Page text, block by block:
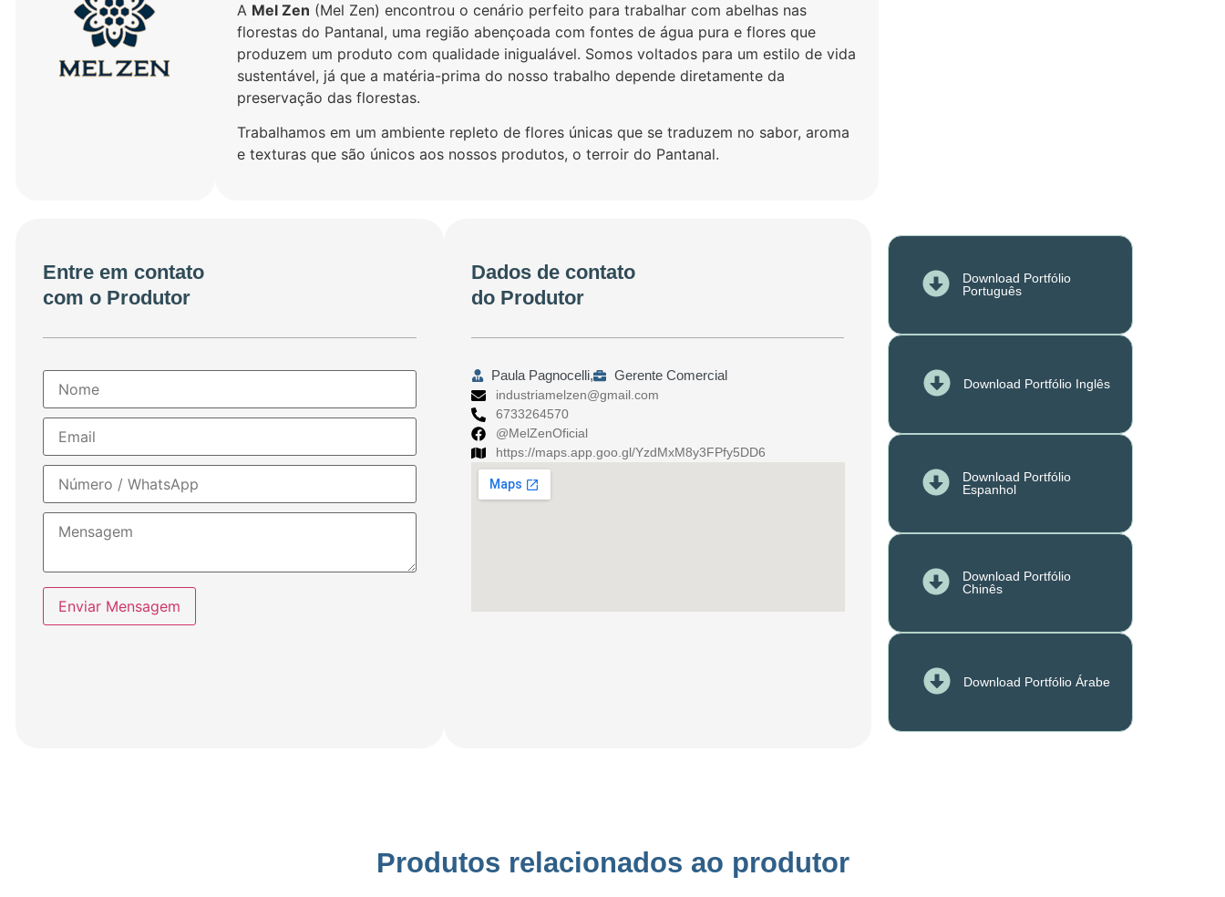
A Mel Zen (Mel Zen) encontrou o cenário perfeito para trabalhar com abelhas nas
florestas do Pantanal, uma região abençoada com fontes de água pura e flores que
produzem um produto com qualidade inigualável. Somos voltados para um estilo de vida
sustentável, já que a matéria-prima do nosso trabalho depende diretamente da
preservação das florestas.
Trabalhamos em um ambiente repleto de flores únicas que se traduzem no sabor, aroma
e texturas que são únicos aos nossos produtos, o terroir do Pantanal.
Entre em contato
com o Produtor
Enviar Mensagem
Dados de contato
do Produtor
Paula Pagnocelli, Gerente Comercial
industriamelzen@gmail.com
6733264570
@MelZenOficial
https://maps.app.goo.gl/YzdMxM8y3FPfy5DD6
Download Portfólio
Português
Download Portfólio Inglês
Download Portfólio
Espanhol
Download Portfólio
Chinês
Download Portfólio Árabe
Produtos relacionados ao produtor